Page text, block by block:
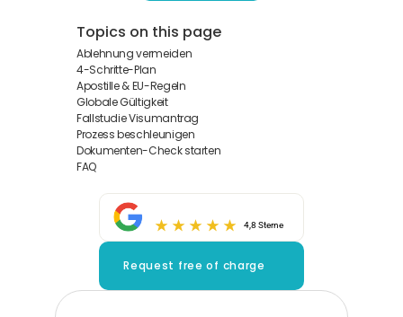
Topics on this page
Ablehnung vermeiden
4-Schritte-Plan
Apostille & EU-Regeln
Globale Gültigkeit
Fallstudie Visumantrag
Prozess beschleunigen
Dokumenten-Check starten
FAQ
4,8 Sterne
Request free of charge